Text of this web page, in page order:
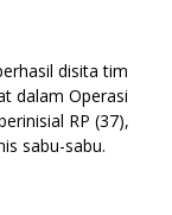
disita tim
dalam Operasi
RP (37),
sabu-sabu.